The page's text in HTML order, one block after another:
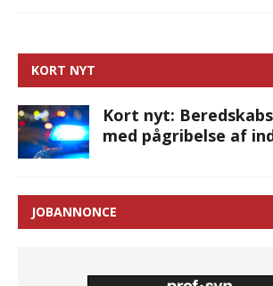
KORT NYT
Kort nyt:
med pågribelse af
JOBANNONCE